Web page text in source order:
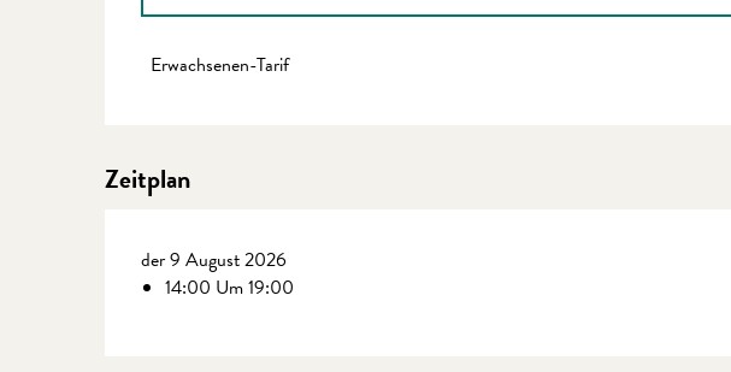
Preise 2027
Erwachsenen-Tarif
Zeitplan
der 9 August 2026
14:00 Um 19:00